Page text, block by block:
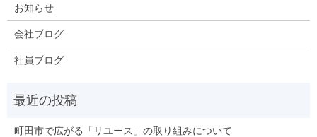
お知らせ
会社ブログ
社員ブログ
町田市で広がる「リユース」の取り組みについて